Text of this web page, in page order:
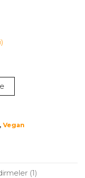
, Vegan
(1)